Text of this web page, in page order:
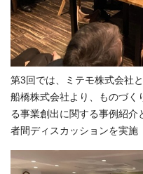
第3回では、ミテモ株式会社
船橋株式会社より、ものづく
る事業創出に関する事例紹介
者間ディスカッションを実施